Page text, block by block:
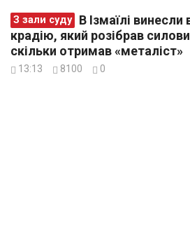
З зали суду
крадію, який розібрав
скільки отримав «металіст»
13:13 8100 0